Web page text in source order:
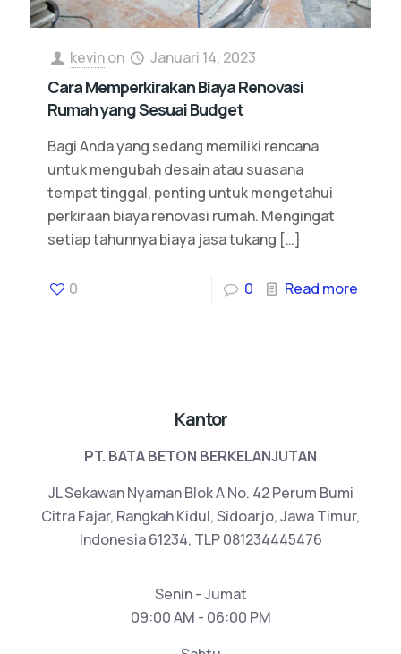
kevinon Januari 14, 2023
Cara Memperkirakan Biaya Renovasi
Rumah yang Sesuai Budget
Bagi Anda yang sedang memiliki rencana
untuk mengubah desain atau suasana
tempat tinggal, penting untuk mengetahui
perkiraan biaya renovasi rumah. Mengingat
setiap tahunnya biaya jasa tukang […]
0 0 Read more
Kantor
PT. BATA BETON BERKELANJUTAN
JL Sekawan Nyaman Blok A No. 42 Perum Bumi
Citra Fajar, Rangkah Kidul, Sidoarjo, Jawa Timur,
Indonesia 61234, TLP 081234445476
Senin - Jumat
09:00 AM - 06:00 PM